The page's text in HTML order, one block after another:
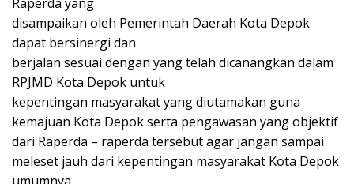
disampaikan oleh Pemerintah Daerah Kota Depok
dapat bersinergi dan
berjalan sesuai dengan yang telah dicanangkan dalam
RPJMD Kota Depok untuk
kepentingan masyarakat yang diutamakan guna
kemajuan Kota Depok serta pengawasan yang objektif
dari Raperda – raperda tersebut agar jangan sampai
meleset jauh dari kepentingan masyarakat Kota Depok